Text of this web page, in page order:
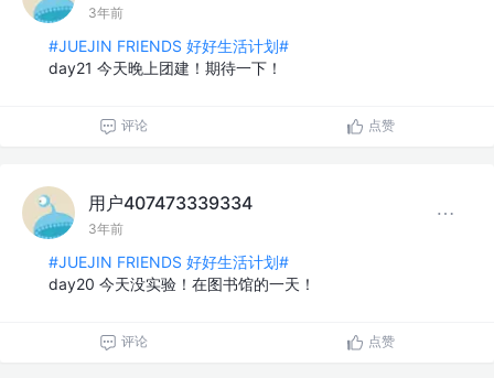
3年前
#JUEJIN FRIENDS 好好生活计划#
day21 今天晚上团建！期待一下！
评论 点赞
用户407473339334
3年前
#JUEJIN FRIENDS 好好生活计划#
day20 今天没实验！在图书馆的一天！
评论 点赞